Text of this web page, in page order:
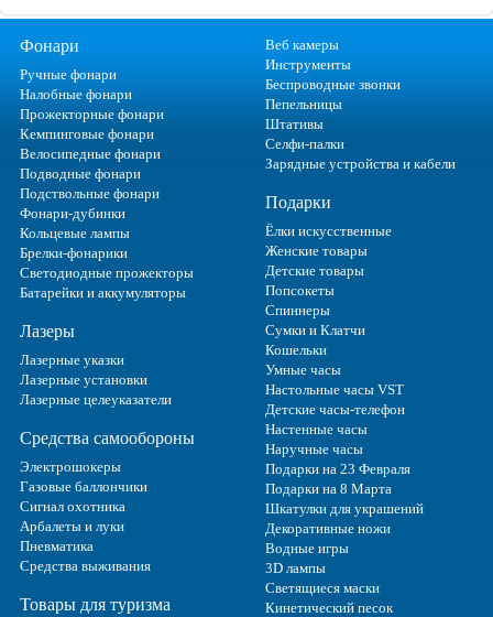
Фонари
Ручные фонари
Налобные фонари
Прожекторные фонари
Кемпинговые фонари
Велосипедные фонари
Подводные фонари
Подствольные фонари
Фонари-дубинки
Кольцевые лампы
Брелки-фонарики
Светодиодные прожекторы
Батарейки и аккумуляторы
Лазеры
Лазерные указки
Лазерные установки
Лазерные целеуказатели
Средства самообороны
Электрошокеры
Газовые баллончики
Сигнал охотника
Арбалеты и луки
Пневматика
Средства выживания
Товары для туризма
Веб камеры
Инструменты
Беспроводные звонки
Пепельницы
Штативы
Селфи-палки
Зарядные устройства и кабели
Подарки
Ёлки искусственные
Женские товары
Детские товары
Попсокеты
Спиннеры
Сумки и Клатчи
Кошельки
Умные часы
Настольные часы VST
Детские часы-телефон
Настенные часы
Наручные часы
Подарки на 23 Февраля
Подарки на 8 Марта
Шкатулки для украшений
Декоративные ножи
Водные игры
3D лампы
Светящиеся маски
Кинетический песок